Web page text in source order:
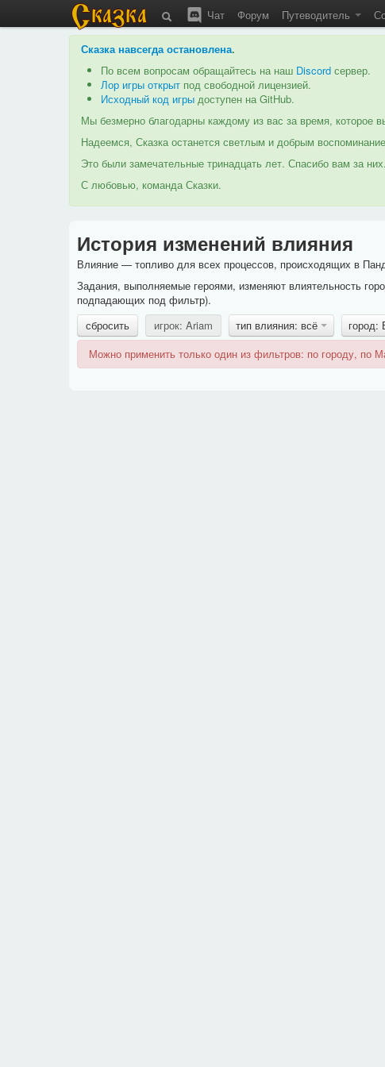
Чат Форум Путеводитель
Сказка навсегда остановлена.
По всем вопросам обращайтесь на наш Discord сервер.
Лор игры открыт под свободной лицензией.
Исходный код игры доступен на GitHub.
Мы безмерно благодарны каждому из вас за время, которое
Надеемся, Сказка останется светлым и добрым
Это были замечательные тринадцать лет. Спасибо вам за них.
С любовью, команда Сказки.
История изменений влияния
Влияние — топливо для всех процессов, происходящих в
Задания, выполняемые героями, изменяют влиятельность
подпадающих под фильтр).
сбросить
игрок: Ariam тип влияния: всё город:
Можно применить только один из фильтров: по городу, по